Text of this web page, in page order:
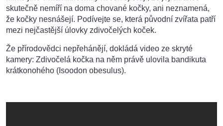
skutečně nemíří na doma chované kočky, ani neznamená,
že kočky nesnášejí. Podívejte se, která původní zvířata patří
mezi nejčastější úlovky zdivočelých koček.
Že přírodovědci nepřehánějí, dokládá video ze skryté
kamery: Zdivočelá kočka na něm právě ulovila bandikuta
krátkonohého (Isoodon obesulus).